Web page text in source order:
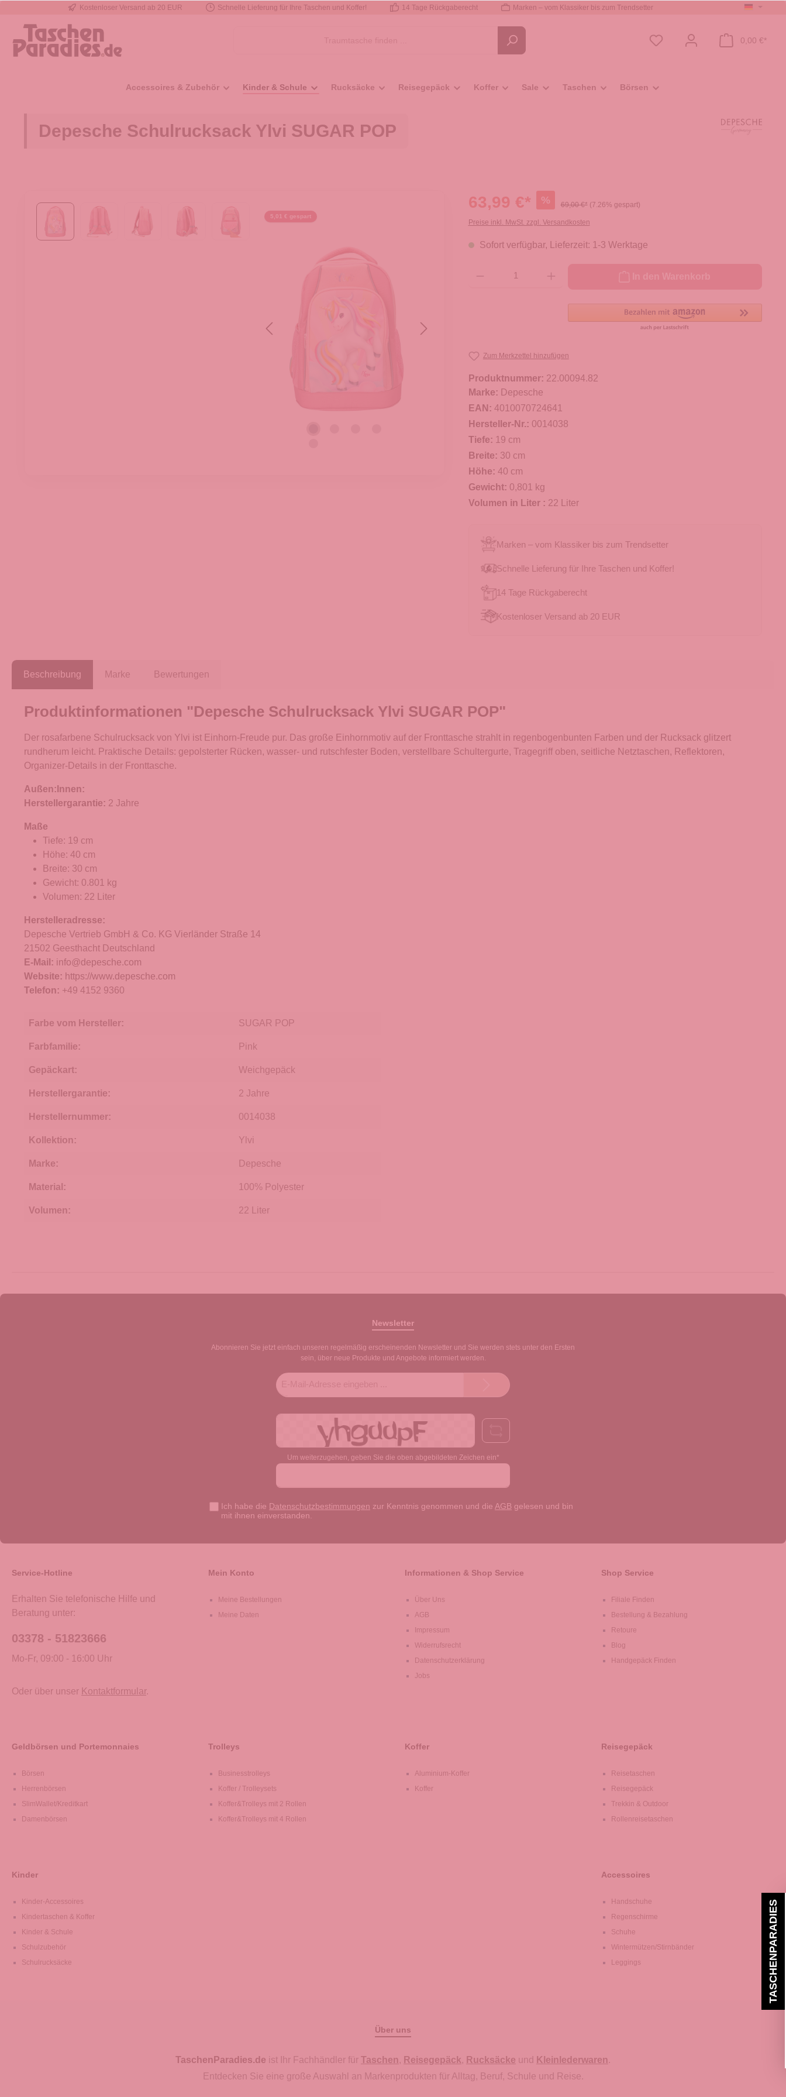
Zur Hauptnavigation springen
Kostenloser Versand ab 20 EUR Schnelle Lieferung für Ihre Taschen und Koffer! 14 Tage Rückgaberecht Marken – vom Klassiker bis zum Trendsetter
0,00 €*
Accessoires & Zubehör Kinder & Schule Rucksäcke Reisegepäck Koffer Sale Taschen Börsen
Depesche Schulrucksack Ylvi SUGAR POP
5,01 € gespart
63,99 €* % 69,00 €* (7.26% gespart)
Preise inkl. MwSt. zzgl. Versandkosten
Sofort verfügbar, Lieferzeit: 1-3 Werktage
Zum Merkzettel hinzufügen
Produktnummer: 22.00094.82
Marke: Depesche
EAN: 4010070724641
Hersteller-Nr.: 0014038
Tiefe: 19 cm
Breite: 30 cm
Höhe: 40 cm
Gewicht: 0,801 kg
Volumen in Liter : 22 Liter
Marken – vom Klassiker bis zum Trendsetter
Schnelle Lieferung für Ihre Taschen und Koffer!
14 Tage Rückgaberecht
Kostenloser Versand ab 20 EUR
Beschreibung Marke Bewertungen
Produktinformationen "Depesche Schulrucksack Ylvi SUGAR POP"
Der rosafarbene Schulrucksack von Ylvi ist Einhorn-Freude pur. Das große Einhornmotiv auf der Fronttasche strahlt in regenbogenbunten Farben und der Rucksack glitzert
rundherum leicht. Praktische Details: gepolsterter Rücken, wasser- und rutschfester Boden, verstellbare Schultergurte, Tragegriff oben, seitliche Netztaschen, Reflektoren,
Organizer-Details in der Fronttasche.
Außen: Innen:
Herstellergarantie: 2 Jahre
Maße
Tiefe: 19 cm
Höhe: 40 cm
Breite: 30 cm
Gewicht: 0.801 kg
Volumen: 22 Liter
Herstelleradresse:
Depesche Vertrieb GmbH & Co. KG Vierländer Straße 14
21502 Geesthacht Deutschland
E-Mail: info@depesche.com
Website: https://www.depesche.com
Telefon: +49 4152 9360
Farbe vom Hersteller: SUGAR POP
Farbfamilie: Pink
Gepäckart: Weichgepäck
Herstellergarantie: 2 Jahre
Herstellernummer: 0014038
Kollektion: Ylvi
Marke: Depesche
Material: 100% Polyester
Volumen: 22 Liter
Newsletter
Abonnieren Sie jetzt einfach unseren regelmäßig erscheinenden Newsletter und Sie werden stets unter den Ersten
sein, über neue Produkte und Angebote informiert werden.
Adresse*
Um weiterzugehen, geben Sie die oben abgebildeten Zeichen ein*
Ich habe die Datenschutzbestimmungen zur Kenntnis genommen und die AGB gelesen und bin
mit ihnen einverstanden.
Service-Hotline
Erhalten Sie telefonische Hilfe und
Beratung unter:
03378 - 51823666
Mo-Fr, 09:00 - 16:00 Uhr
Oder über unser Kontaktformular.
Mein Konto
Meine Bestellungen
Meine Daten
Informationen & Shop Service
Über Uns
AGB
Impressum
Widerrufsrecht
Datenschutzerklärung
Jobs
Shop Service
Filiale Finden
Bestellung & Bezahlung
Retoure
Blog
Handgepäck Finden
Geldbörsen und Portemonnaies
Börsen
Herrenbörsen
SlimWallet/Kreditkart
Damenbörsen
Trolleys
Businesstrolleys
Koffer / Trolleysets
Koffer&Trolleys mit 2 Rollen
Koffer&Trolleys mit 4 Rollen
Koffer
Aluminium-Koffer
Koffer
Reisegepäck
Reisetaschen
Reisegepäck
Trekkin & Outdoor
Rollenreisetaschen
Kinder
Kinder-Accessoires
Kindertaschen & Koffer
Kinder & Schule
Schulzubehör
Schulrucksäcke
Accessoires
Handschuhe
Regenschirme
Schuhe
Wintermützen/Stirnbänder
Leggings
Über uns
TaschenParadies.de ist Ihr Fachhändler für Taschen, Reisegepäck, Rucksäcke und Kleinlederwaren.
Entdecken Sie eine große Auswahl an Markenprodukten für Alltag, Beruf, Schule und Reise.
TASCHENPARADIES